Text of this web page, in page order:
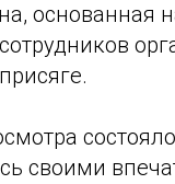
основанная
своими